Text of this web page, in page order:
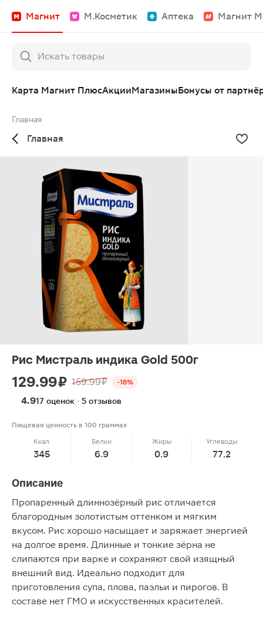
Магнит М.Косметик Аптека Магнит
Карта Магнит ПлюсАкцииМагазиныБонусы от
Главная
Главная
Рис Мистраль индика Gold 500г
129.99 ₽ 159.99 ₽ -18%
4.917 оценок · 5 отзывов
Пищевая ценность в 100 граммах
Ккал
345
Белки
6.9
Жиры
0.9
Углеводы
77.2
Описание
Пропаренный длиннозёрный рис отличается
благородным золотистым оттенком и мягким
вкусом. Рис хорошо насыщает и заряжает энергией
на долгое время. Длинные и тонкие зёрна не
слипаются при варке и сохраняют свой изящный
внешний вид. Идеально подходит для
приготовления супа, плова, паэльи и пирогов. В
составе нет ГМО и искусственных красителей.